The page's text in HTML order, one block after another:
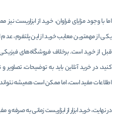
اما با وجود مزایای فراوان، خرید از ابزاریست
یکی از مهمترین معایب خرید از این پلتفرم،
قبل از خرید است. برخلاف فروشگاه‌های فیزیکی
کنید، در خرید آنلاین باید به توضیحات، تصاویر
اطلاعات مفید است، اما ممکن است همیشه نتواند
در نهایت، خرید ابزار از ابزاریست زمانی به صرفه